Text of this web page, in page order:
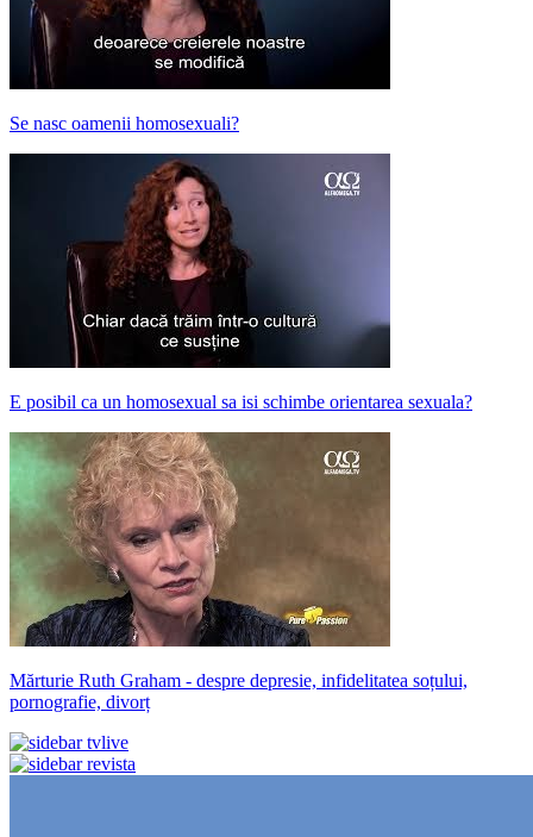
Se nasc oamenii homosexuali?
E posibil ca un homosexual sa isi schimbe orientarea sexuala?
Mărturie Ruth Graham - despre depresie, infidelitatea soțului,
pornografie, divorț